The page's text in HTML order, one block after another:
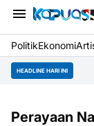
PolitikEkonomi
HEADLINE HARI INI
Perayaan